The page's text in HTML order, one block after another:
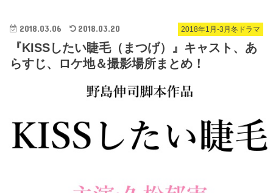
2018年1月-3月冬ドラマ
2018.03.06 2018.03.20
『KISSしたい睫毛（まつげ）』キャスト、あ
らすじ、ロケ地＆撮影場所まとめ！